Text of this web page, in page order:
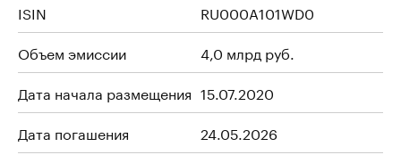
ISIN
RU000A101WD0
Объем эмиссии
4,0 млрд руб.
Дата начала размещения 15.07.2020
Дата погашения
24.05.2026